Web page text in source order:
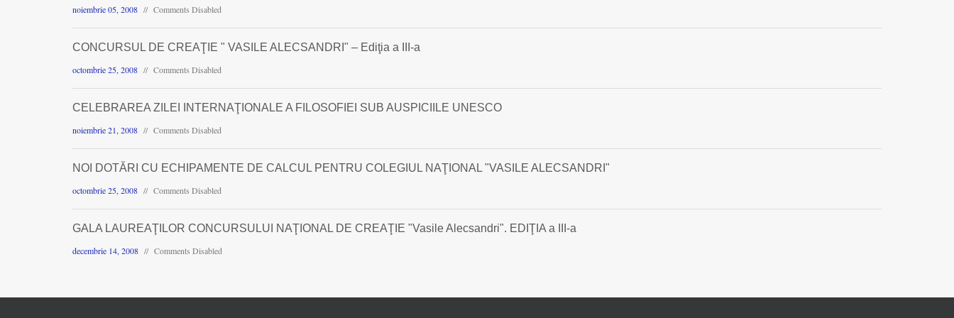
noiembrie 05, 2008 Comments Disabled
CONCURSUL DE CREAŢIE " VASILE ALECSANDRI" – Ediţia a III-a
octombrie 25, 2008 Comments Disabled
CELEBRAREA ZILEI INTERNAŢIONALE A FILOSOFIEI SUB AUSPICIILE UNESCO
noiembrie 21, 2008 Comments Disabled
NOI DOTĂRI CU ECHIPAMENTE DE CALCUL PENTRU COLEGIUL NAŢIONAL "VASILE ALECSANDRI"
octombrie 25, 2008 Comments Disabled
GALA LAUREAŢILOR CONCURSULUI NAŢIONAL DE CREAŢIE "Vasile Alecsandri". EDIŢIA a III-a
decembrie 14, 2008 Comments Disabled